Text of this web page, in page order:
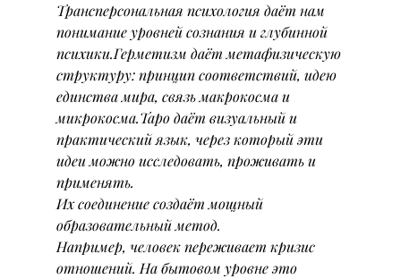
Трансперсональная психология даёт нам
понимание уровней сознания и глубинной
психики.Герметизм даёт метафизическую
структуру: принцип соответствий, идею
единства мира, связь макрокосма и
микрокосма.Таро даёт визуальный и
практический язык, через который эти
идеи можно исследовать, проживать и
применять.
Их соединение создаёт мощный
образовательный метод.
Например, человек переживает кризис
отношений. На бытовом уровне это